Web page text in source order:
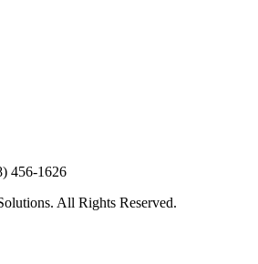
456-1626
All Rights Reserved.